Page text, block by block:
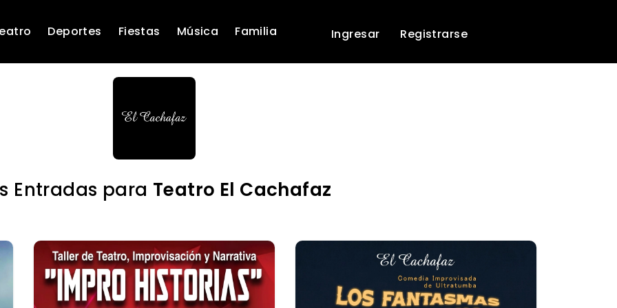
Deportes Fiestas Música Familia Ingresar Registrarse
Entradas para Teatro El Cachafaz